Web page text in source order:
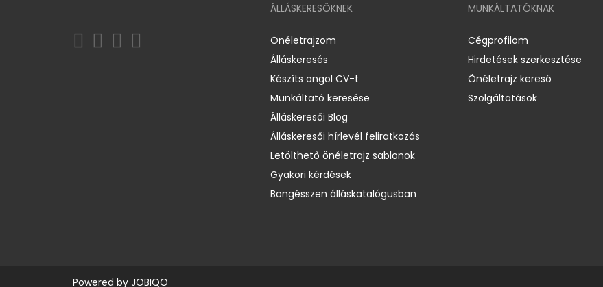
ÁLLÁSKERESŐKNEK
Önéletrajzom
Álláskeresés
Készíts angol CV-t
Munkáltató keresése
Álláskeresői Blog
Álláskeresői hírlevél feliratkozás
Letölthető önéletrajz sablonok
Gyakori kérdések
Böngésszen álláskatalógusban
MUNKÁLTATÓKNAK
Cégprofilom
Hirdetések szerkesztése
Önéletrajz kereső
Szolgáltatások
Powered by JOBIQO